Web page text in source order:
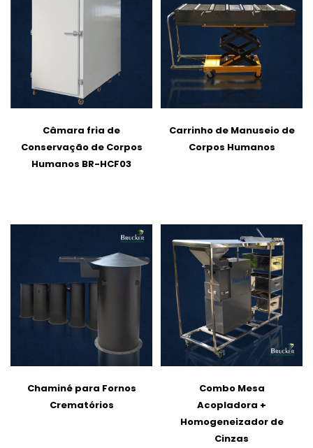
Câmara fria de
Conservação de Corpos
Humanos BR-HCF03
Carrinho de Manuseio de
Corpos Humanos
Chaminé para Fornos
Crematórios
Combo Mesa
Acopladora +
Homogeneizador de
Cinzas